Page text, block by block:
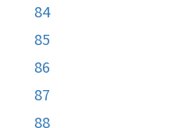
84
85
86
87
88